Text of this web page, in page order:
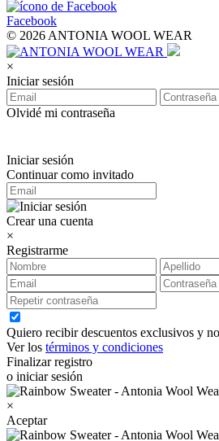
Facebook
© 2026 ANTONIA WOOL WEAR
×
Iniciar sesión
Olvidé mi contraseña
Iniciar sesión
Continuar como invitado
Crear una cuenta
×
Registrarme
Quiero recibir descuentos exclusivos y
Ver los términos y condiciones
Finalizar registro
o iniciar sesión
×
Aceptar